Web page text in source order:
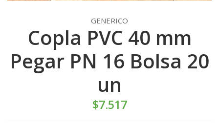
GENERICO
Copla PVC 40 mm
Pegar PN 16 Bolsa 20
un
$7.517